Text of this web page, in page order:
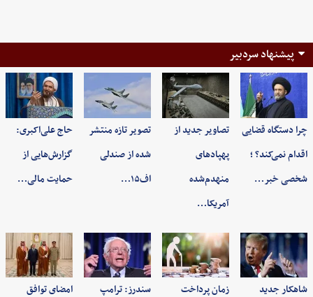
پیشنهاد سردبیر
چرا دستگاه قضایی
اقدام نمی‌کند؟ ؛
شخصی خبر…
تصاویر جدید از
پهپادهای
منهدم‌شده
آمریکا…
تصویر تازه منتشر
شده از صندلی
اف۱۵…
حاج علی‌اکبری:
گزارش‌هایی از
حمایت مالی…
شاهکار جدید زمان پرداخت سندرز: ترامپ امضای توافق